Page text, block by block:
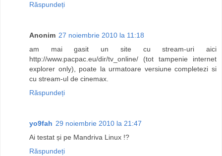
Răspundeți
Anonim 27 noiembrie 2010 la 11:18
am mai gasit un site cu stream-uri aici
http://www.pacpac.eu/dir/tv_online/ (tot tampenie internet
explorer only), poate la urmatoare versiune completezi si
cu stream-ul de cinemax.
Răspundeți
yo9fah 29 noiembrie 2010 la 21:47
Ai testat și pe Mandriva Linux !?
Răspundeți